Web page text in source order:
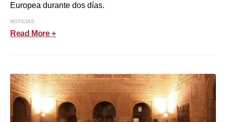
Europea durante dos días.
NOTICIAS
Read More +